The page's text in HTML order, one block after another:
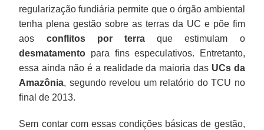
regularização fundiária permite que o órgão ambiental
tenha plena gestão sobre as terras da UC e põe fim
aos conflitos por terra que estimulam o
desmatamento para fins especulativos. Entretanto,
essa ainda não é a realidade da maioria das UCs da
Amazônia, segundo revelou um relatório do TCU no
final de 2013.
Sem contar com essas condições básicas de gestão,